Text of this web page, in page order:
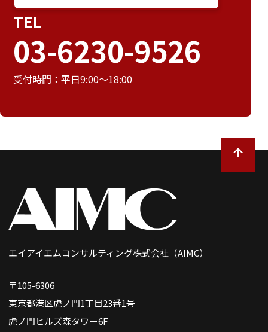
TEL
03-6230-9526
受付時間：平日9:00～18:00
エイアイエムコンサルティング株式会社（AIMC）
〒105-6306
東京都港区虎ノ門1丁目23番1号
虎ノ門ヒルズ森タワー6F